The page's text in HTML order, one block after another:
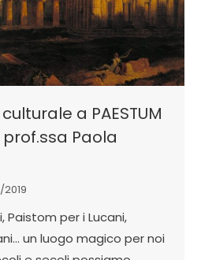
a PAESTUM
Paola
2019
Paistom per i Lucani,
un luogo magico per noi